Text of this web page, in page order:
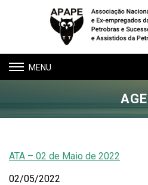
Toggle
navigation
AGE
ATA – 02 de Maio de 2022
02/05/2022